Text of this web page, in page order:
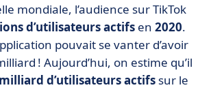
mondiale, l’audience sur TikTok
d’utilisateurs actifs en 2020.
pouvait se vanter d’avoir
! Aujourd’hui, on estime qu’il
d’utilisateurs actifs sur le